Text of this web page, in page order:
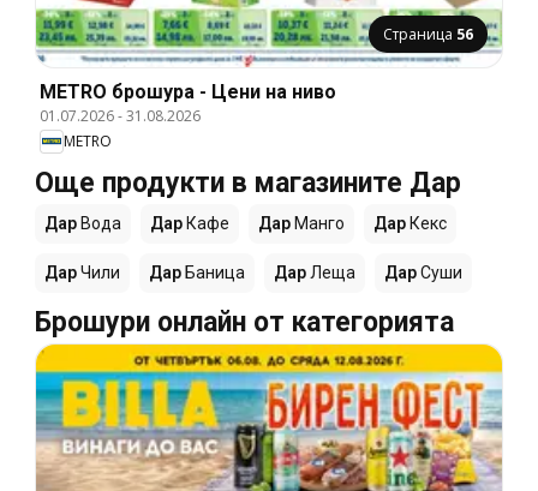
Страница 56
METRO брошура - Цени на ниво
01.07.2026-31.08.2026
METRO
Още продукти в магазините Дар
ДарВода ДарКафе ДарМанго ДарКекс
ДарЧили ДарБаница Дар Леща ДарСуши
Брошури онлайн от категорията